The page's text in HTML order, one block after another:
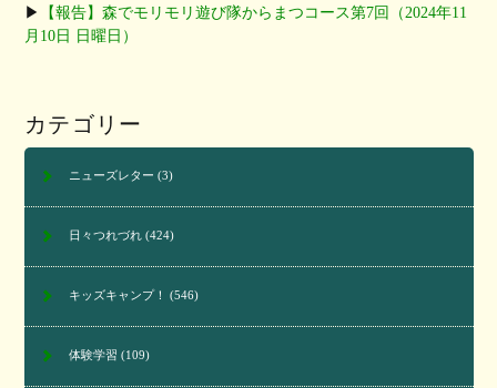
▶︎
【報告】森でモリモリ遊び隊からまつコース第7回（2024年11
月10日 日曜日）
カテゴリー
ニューズレター (3)
日々つれづれ(424)
キッズキャンプ！ (546)
体験学習 (109)